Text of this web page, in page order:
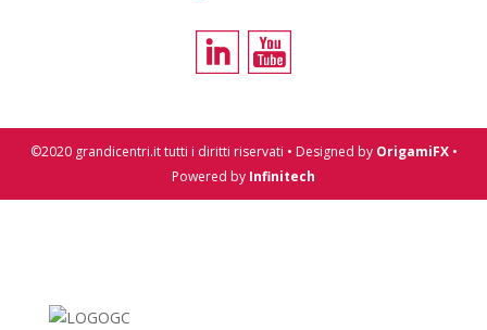
©2020 grandicentri.it tutti i diritti riservati • Designed by OrigamiFX•
Powered by Infinitech